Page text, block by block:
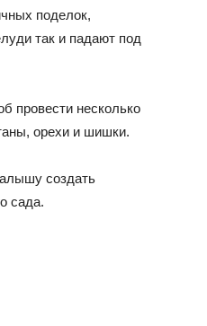
поделок,
так и падают под
провести несколько
орехи и шишки.
создать
сада.